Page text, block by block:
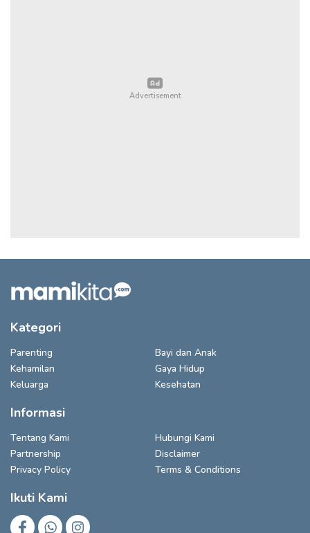
Kategori
Parenting
Bayi dan Anak
Kehamilan
Gaya Hidup
Keluarga
Kesehatan
Informasi
Tentang Kami
Hubungi Kami
Partnership
Disclaimer
Privacy Policy
Terms & Conditions
Ikuti Kami